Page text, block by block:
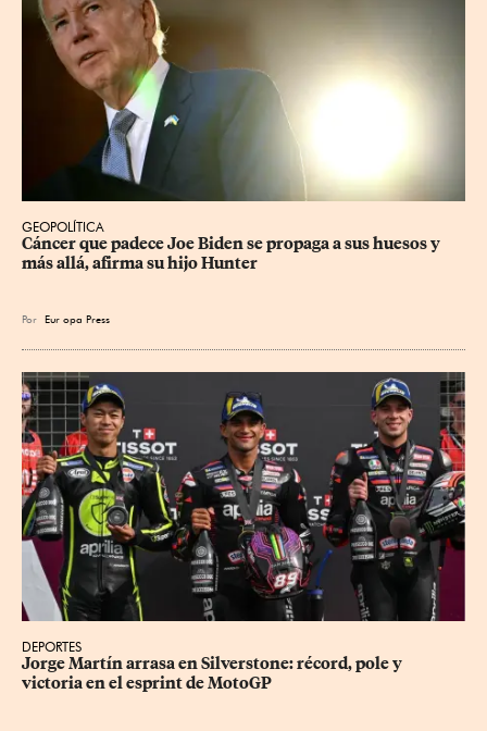
GEOPOLÍTICA
Cáncer que padece Joe Biden se propaga a sus huesos y
más allá, afirma su hijo Hunter
Por Eur opa Press
DEPORTES
Jorge Martín arrasa en Silverstone: récord, pole y
victoria en el esprint de MotoGP